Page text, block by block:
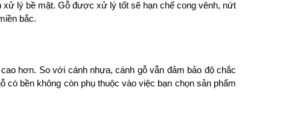
lý bề mặt. Gỗ được xử lý tốt sẽ hạn chế cong vênh, nứt
bắc.
hơn. So với cánh nhựa, cánh gỗ vẫn đảm bảo độ chắc
có bền không còn phụ thuộc vào việc bạn chọn sản phẩm